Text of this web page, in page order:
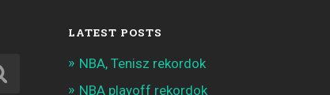
LATEST POSTS
NBA, Tenisz rekordok
NBA playoff rekordok